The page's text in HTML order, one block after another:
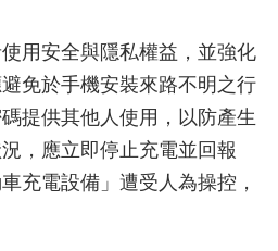
用安全與隱私權益，並強化
免於手機安裝來路不明之行
提供其他人使用，以防產生
，應立即停止充電並回報
充電設備」遭受人為操控，